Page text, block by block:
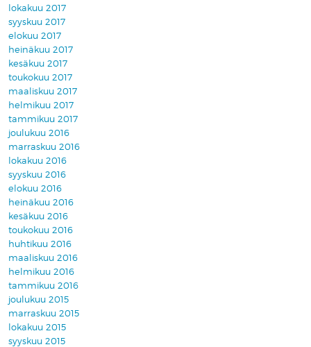
lokakuu 2017
syyskuu 2017
elokuu 2017
heinäkuu 2017
kesäkuu 2017
toukokuu 2017
maaliskuu 2017
helmikuu 2017
tammikuu 2017
joulukuu 2016
marraskuu 2016
lokakuu 2016
syyskuu 2016
elokuu 2016
heinäkuu 2016
kesäkuu 2016
toukokuu 2016
huhtikuu 2016
maaliskuu 2016
helmikuu 2016
tammikuu 2016
joulukuu 2015
marraskuu 2015
lokakuu 2015
syyskuu 2015